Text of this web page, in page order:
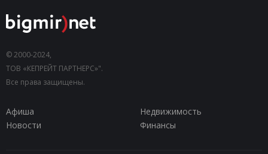
© 2000-2024,
ТОВ «КЕПРЕЙТ ПАРТНЕРС»".
Все права защищены.
Афиша
Недвижимость
Новости
Финансы